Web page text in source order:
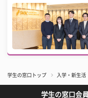
学生の窓口トップ 入学・新生活
学生の窓口会